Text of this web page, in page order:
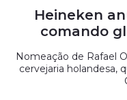
Heineken
comando
Nomeação de Rafael
cervejaria holandesa,